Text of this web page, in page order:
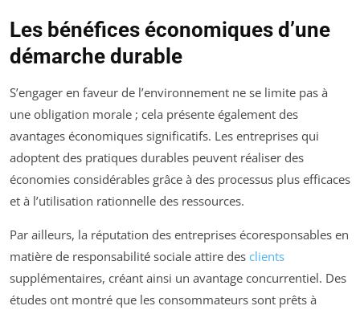
Les bénéfices économiques d’une
démarche durable
S’engager en faveur de l’environnement ne se limite pas à
une obligation morale ; cela présente également des
avantages économiques significatifs. Les entreprises qui
adoptent des pratiques durables peuvent réaliser des
économies considérables grâce à des processus plus efficaces
et à l’utilisation rationnelle des ressources.
Par ailleurs, la réputation des entreprises écoresponsables en
matière de responsabilité sociale attire des clients
supplémentaires, créant ainsi un avantage concurrentiel. Des
études ont montré que les consommateurs sont prêts à